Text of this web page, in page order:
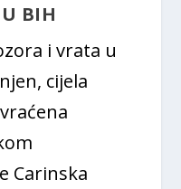
BIH
i vrata u
cijela
Carinska